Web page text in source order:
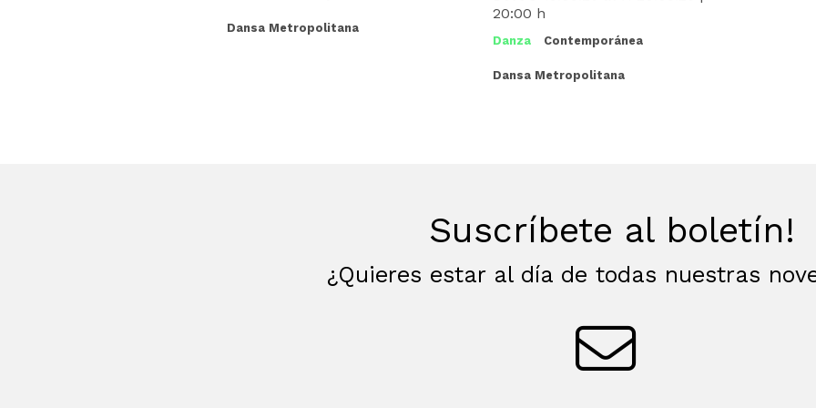
Dansa Metropolitana
20:00 h
Danza Contemporánea
Dansa Metropolitana
Suscríbete al boletín!
¿Quieres estar al día de todas nuestras